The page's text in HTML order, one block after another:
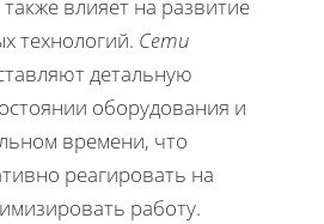
влияет на развитие
технологий. Сети
детальную
оборудования и
времени, что
реагировать на
работу.